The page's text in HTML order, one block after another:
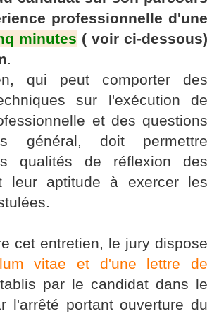
professionnelle d'une
minutes ( voir ci-dessous)
.
qui peut comporter des
sur l'exécution de
et des questions
général, doit permettre
qualités de réflexion des
leur aptitude à exercer les
cet entretien, le jury dispose
vitae et d'une lettre de
par le candidat dans le
l'arrêté portant ouverture du